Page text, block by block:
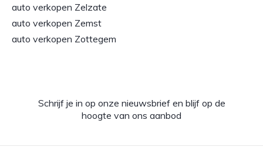
auto verkopen Zelzate
auto verkopen Zemst
auto verkopen Zottegem
Schrijf je in op onze nieuwsbrief en blijf op de
hoogte van ons aanbod